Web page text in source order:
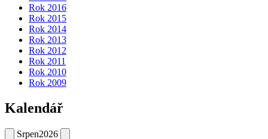
Rok 2016
Rok 2015
Rok 2014
Rok 2013
Rok 2012
Rok 2011
Rok 2010
Rok 2009
Kalendář
Srpen2026